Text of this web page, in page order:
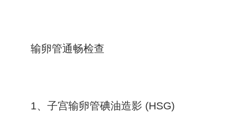
输卵管通畅检查
1、子宫输卵管碘油造影 (HSG)